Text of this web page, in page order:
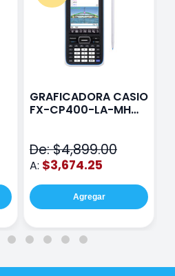
GRAFICADORA CASIO
FX-CP400-LA-MH
De: $4,899.00
A: $3,674.25
Agregar